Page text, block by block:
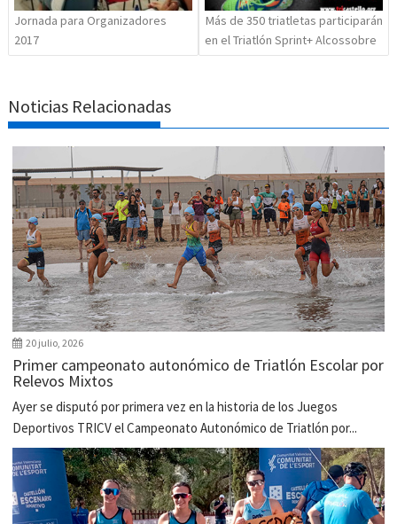
Jornada para Organizadores
2017
Más de 350 triatletas participarán
en el Triatlón Sprint+ Alcossobre
Noticias Relacionadas
20 julio, 2026
Primer campeonato autonómico de Triatlón Escolar por
Relevos Mixtos
Ayer se disputó por primera vez en la historia de los Juegos
Deportivos TRICV el Campeonato Autonómico de Triatlón por...